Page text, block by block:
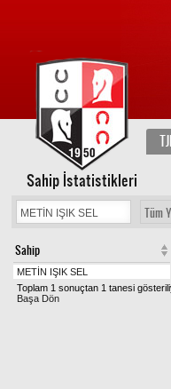
Sahip İstatistikleri
Tüm
Sahip
METİN IŞIK SEL
Toplam 1 sonuçtan 1 tanesi
Başa Dön